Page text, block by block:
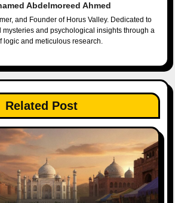
Abdelmoreed Ahmed
and Founder of Horus Valley. Dedicated to
and psychological insights through a
logic and meticulous research.
Related Post